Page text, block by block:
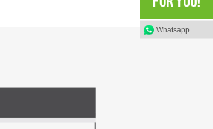
Whatsapp